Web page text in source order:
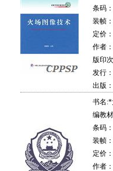
条码
装帧
定价
作者
版印
发行
出版
书名:*
编教材
条码
装帧
定价
作者